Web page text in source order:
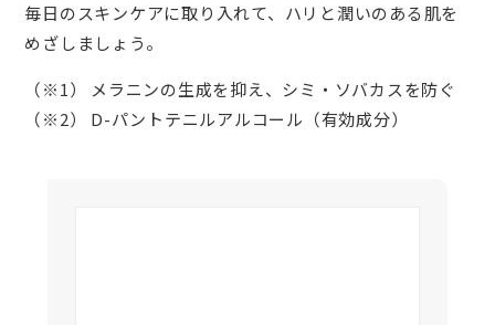
毎日のスキンケアに取り入れて、ハリと潤いのある肌を
めざしましょう。
（※1） メラニンの生成を抑え、シミ・ソバカスを防ぐ
（※2） D-パントテニルアルコール（有効成分）